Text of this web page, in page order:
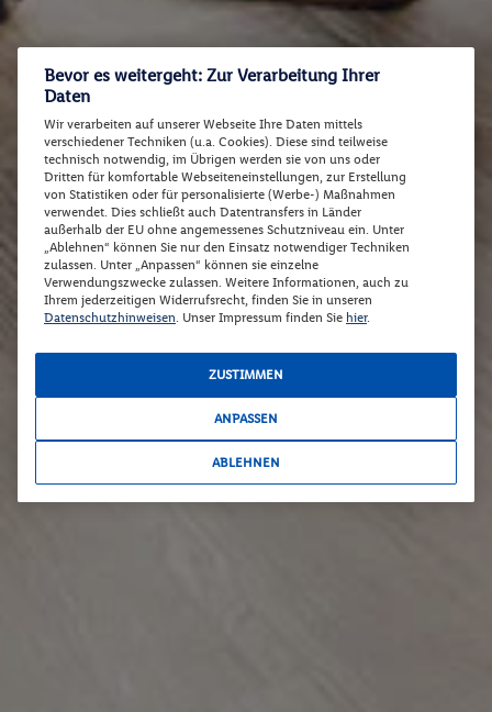
Bevor es weitergeht: Zur Verarbeitung Ihrer
Daten
Wir verarbeiten auf unserer Webseite Ihre Daten mittels
verschiedener Techniken (u.a. Cookies). Diese sind teilweise
technisch notwendig, im Übrigen werden sie von uns oder
Dritten für komfortable Webseiteneinstellungen, zur Erstellung
von Statistiken oder für personalisierte (Werbe-) Maßnahmen
verwendet. Dies schließt auch Datentransfers in Länder
außerhalb der EU ohne angemessenes Schutzniveau ein. Unter
„Ablehnen“ können Sie nur den Einsatz notwendiger Techniken
zulassen. Unter „Anpassen“ können sie einzelne
Verwendungszwecke zulassen. Weitere Informationen, auch zu
Ihrem jederzeitigen Widerrufsrecht, finden Sie in unseren
Datenschutzhinweisen . Unser Impressum finden Sie hier.
ZUSTIMMEN
ANPASSEN
ABLEHNEN